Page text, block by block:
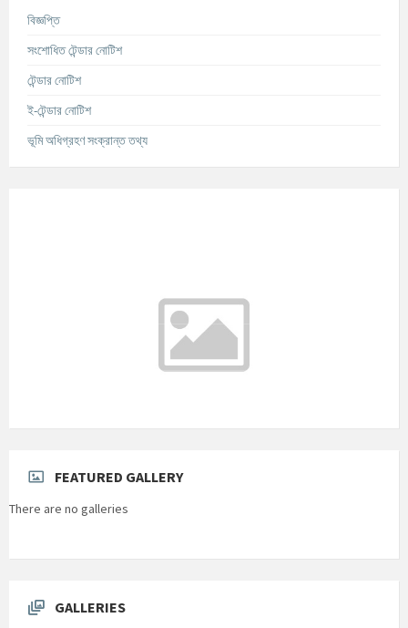
বিজ্ঞপ্তি
সংশোধিত টেন্ডার নোটিশ
টেন্ডার নোটিশ
ই-টেন্ডার নোটিশ
ভূমি অধিগ্রহণ সংক্রান্ত তথ্য
FEATURED GALLERY
There are no galleries
GALLERIES